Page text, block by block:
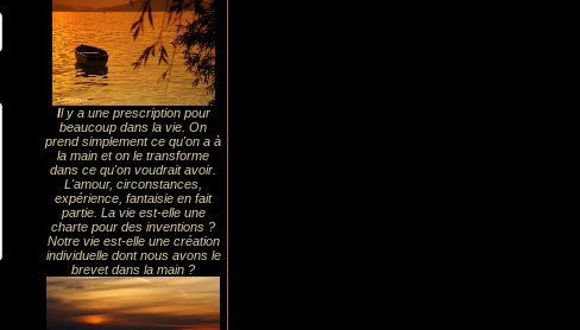
Il y a une prescription pour
beaucoup dans la vie. On
prend simplement ce qu'on a à
la main et on le transforme
dans ce qu'on voudrait avoir.
L'amour, circonstances,
expérience, fantaisie en fait
partie. La vie est-elle une
charte pour des inventions ?
Notre vie est-elle une création
individuelle dont nous avons le
brevet dans la main ?